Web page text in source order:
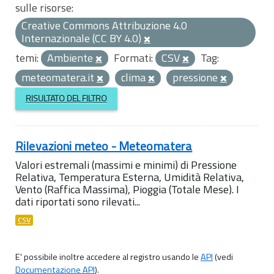
sulle risorse:
Creative Commons Attribuzione 4.0
Internazionale (CC BY 4.0)
temi: Ambiente Formati: CSV
Tag:
meteomatera.it
clima pressione
RISULTATO DEL FILTRO
Rilevazioni meteo - Meteomatera
Valori estremali (massimi e minimi) di Pressione
Relativa, Temperatura Esterna, Umidità Relativa,
Vento (Raffica Massima), Pioggia (Totale Mese). I
dati riportati sono rilevati...
CSV
E' possibile inoltre accedere al registro usando leAPI(vedi
Documentazione API).